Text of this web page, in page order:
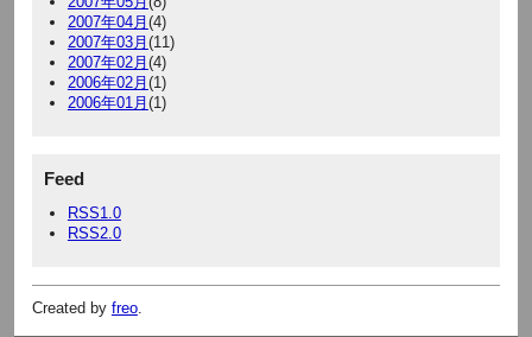
2007年04月(4)
2007年03月(11)
2007年02月(4)
2006年02月(1)
2006年01月(1)
Feed
RSS1.0
RSS2.0
Created by freo.